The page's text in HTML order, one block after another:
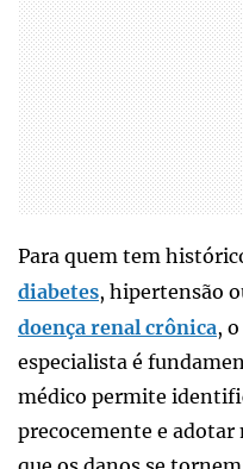
Para quem tem
diabetes, hipertensão
doença renal crônica,
especialista é
médico permite
precocemente e